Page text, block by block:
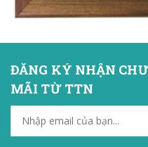
ĐĂNG KÝ NHẬN
MÃI TỪ TTN